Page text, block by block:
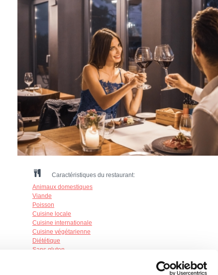
Caractéristiques du restaurant:
Animaux domestiques
Viande
Poisson
Cuisine locale
Cuisine internationale
Cuisine végétarienne
Diététique
Sans gluten